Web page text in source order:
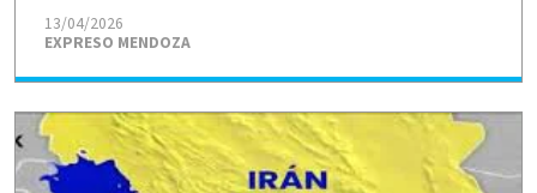
EXPRESO MENDOZA
13/04/2026